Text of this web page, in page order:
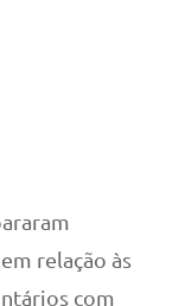
relação às
com